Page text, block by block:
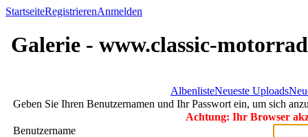
StartseiteRegistrierenAnmelden
Galerie - www.classic-
AlbenlisteNeueste Uploads
Geben Sie Ihren Benutzernamen und Ihr Passwort ein, um sich
Achtung: Ihr Browser
Benutzername